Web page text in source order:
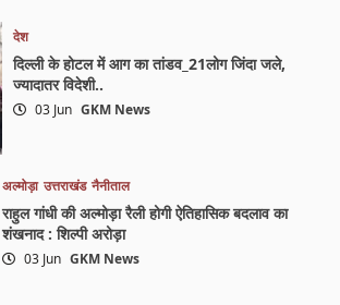
देश
दिल्ली के होटल में आग का तांडव_21लोग जिंदा जले,
ज्यादातर विदेशी..
03 Jun GKM News
अल्मोड़ा उत्तराखंड नैनीताल
राहुल गांधी की अल्मोड़ा रैली होगी ऐतिहासिक बदलाव का
शंखनाद : शिल्पी अरोड़ा
03 Jun GKM News